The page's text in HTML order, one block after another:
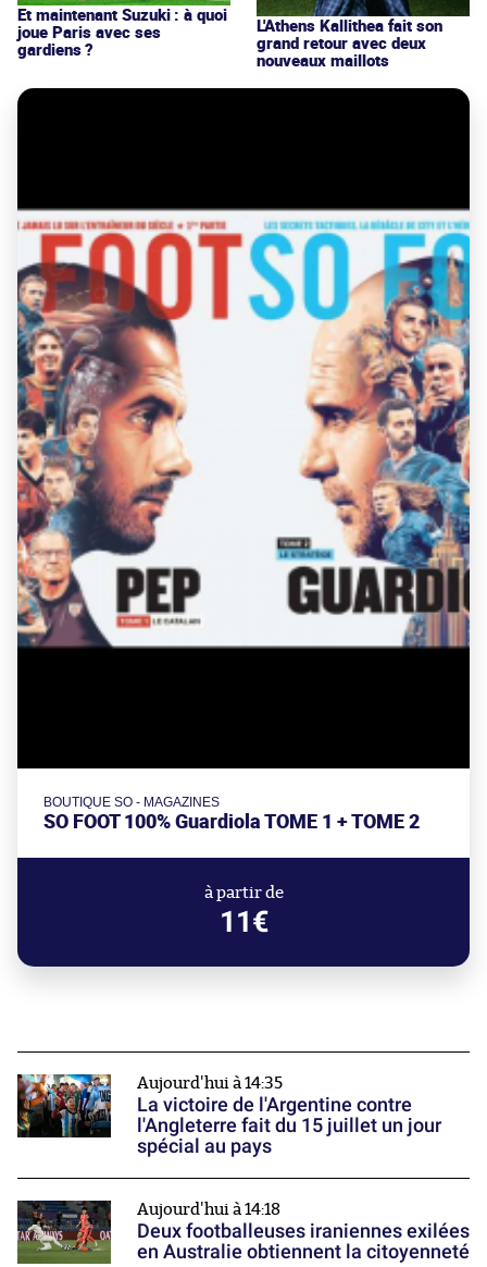
Et maintenant Suzuki : à quoi
joue Paris avec ses
gardiens ?
L'Athens Kallithea fait son
grand retour avec deux
nouveaux maillots
BOUTIQUE SO - MAGAZINES
SO FOOT 100% Guardiola TOME 1 + TOME 2
à partir de
11€
Aujourd'hui à 14:35
La victoire de l'Argentine contre
l'Angleterre fait du 15 juillet un jour
spécial au pays
Aujourd'hui à 14:18
Deux footballeuses iraniennes exilées
en Australie obtiennent la citoyenneté